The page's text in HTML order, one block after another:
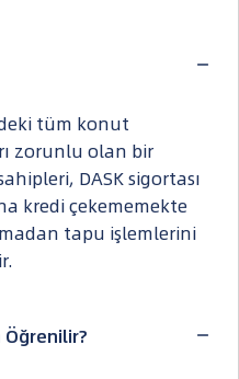
tüm konut
zorunlu olan bir
DASK sigortası
kredi çekememekte
tapu işlemlerini
Öğrenilir?